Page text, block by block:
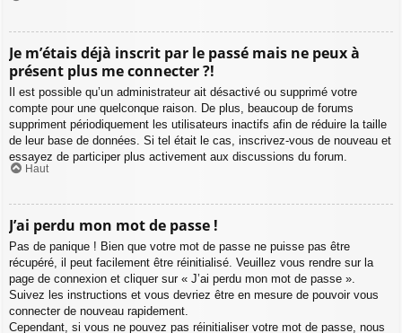
Je m’étais déjà inscrit par le passé mais ne peux à
présent plus me connecter ?!
Il est possible qu’un administrateur ait désactivé ou supprimé votre
compte pour une quelconque raison. De plus, beaucoup de forums
suppriment périodiquement les utilisateurs inactifs afin de réduire la taille
de leur base de données. Si tel était le cas, inscrivez-vous de nouveau et
essayez de participer plus activement aux discussions du forum.
Haut
J’ai perdu mon mot de passe !
Pas de panique ! Bien que votre mot de passe ne puisse pas être
récupéré, il peut facilement être réinitialisé. Veuillez vous rendre sur la
page de connexion et cliquer sur « J’ai perdu mon mot de passe ».
Suivez les instructions et vous devriez être en mesure de pouvoir vous
connecter de nouveau rapidement.
Cependant, si vous ne pouvez pas réinitialiser votre mot de passe, nous